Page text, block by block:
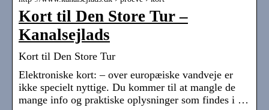
Kort til Den Store Tur –
Kanalsejlads
Kort til Den Store Tur
Elektroniske kort: – over europæiske vandveje er
ikke specielt nyttige. Du kommer til at mangle de
mange info og praktiske oplysninger som findes i …